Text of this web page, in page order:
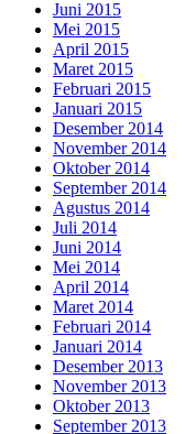
Juni 2015
Mei 2015
April 2015
Maret 2015
Februari 2015
Januari 2015
Desember 2014
November 2014
Oktober 2014
September 2014
Agustus 2014
Juli 2014
Juni 2014
Mei 2014
April 2014
Maret 2014
Februari 2014
Januari 2014
Desember 2013
November 2013
Oktober 2013
September 2013